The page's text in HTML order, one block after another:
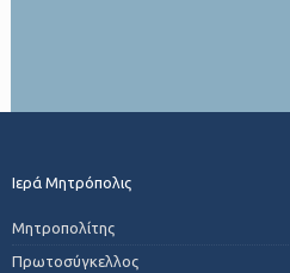
Ιερά Μητρόπολις
Μητροπολίτης
Πρωτοσύγκελλος